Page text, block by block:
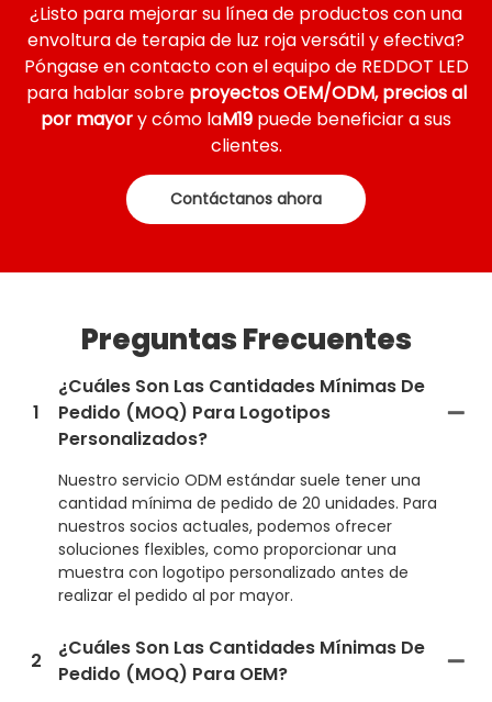
¿Listo para mejorar su línea de productos con una
envoltura de terapia de luz roja versátil y efectiva?
Póngase en contacto con el equipo de REDDOT LED
para hablar sobre proyectos OEM/ODM, precios al
por mayory cómo laM19 puede beneficiar a sus
clientes.
Contáctanos ahora
Preguntas Frecuentes
1
¿Cuáles Son Las Cantidades Mínimas De
Pedido (MOQ) Para Logotipos
Personalizados?
Nuestro servicio ODM estándar suele tener una
cantidad mínima de pedido de 20 unidades. Para
nuestros socios actuales, podemos ofrecer
soluciones flexibles, como proporcionar una
muestra con logotipo personalizado antes de
realizar el pedido al por mayor.
2
¿Cuáles Son Las Cantidades Mínimas De
Pedido (MOQ) Para OEM?